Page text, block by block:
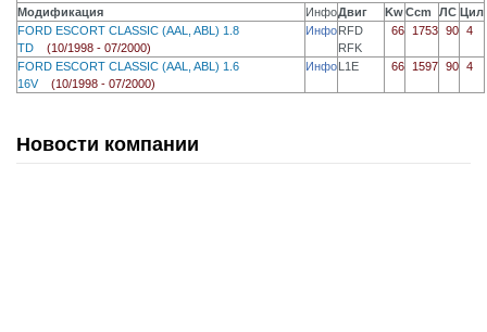
Модификация ИнфоДвиг KwCcm ЛС Цил
FORD ESCORT CLASSIC (AAL, ABL) 1.8
TD (10/1998 - 07/2000)
ИнфоRFD
RFK
66 1753 90 4
FORD ESCORT CLASSIC (AAL, ABL) 1.6
16V (10/1998 - 07/2000)
ИнфоL1E 66 1597 90 4
Новости компании